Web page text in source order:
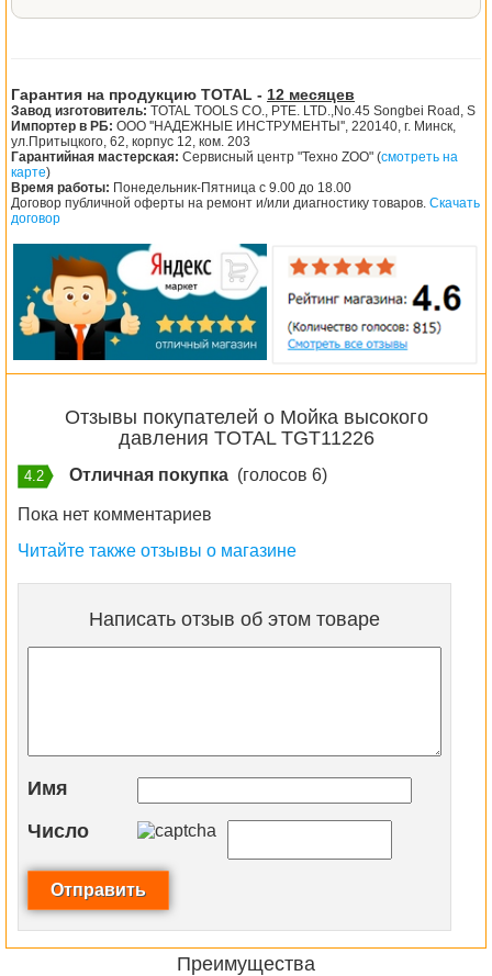
Гарантия на продукцию TOTAL - 12 месяцев
Завод изготовитель: TOTAL TOOLS CO., PTE. LTD.,No.45 Songbei Road, S
Импортер в РБ: ООО ''НАДЕЖНЫЕ ИНСТРУМЕНТЫ'', 220140, г. Минск,
ул.Притыцкого, 62, корпус 12, ком. 203
Гарантийная мастерская: Сервисный центр "Техно ZOO" (смотреть на
карте)
Время работы: Понедельник-Пятница с 9.00 до 18.00
Договор публичной оферты на ремонт и/или диагностику товаров. Скачать
договор
Отзывы покупателей о Мойка высокого
давления TOTAL TGT11226
4.2 Отличная покупка (голосов 6)
Пока нет комментариев
Читайте также отзывы о магазине
Написать отзыв об этом товаре
Имя
Число
Преимущества